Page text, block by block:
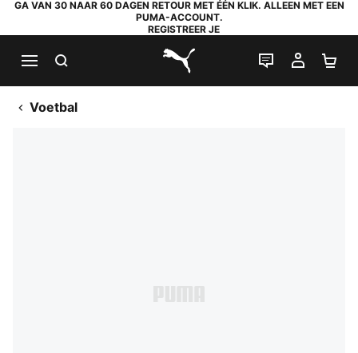
GA VAN 30 NAAR 60 DAGEN RETOUR MET ÉÉN KLIK. ALLEEN MET EEN
PUMA-ACCOUNT.
REGISTREER JE
PUMA.com
LIVE CHAT
MIJN
Voetbal